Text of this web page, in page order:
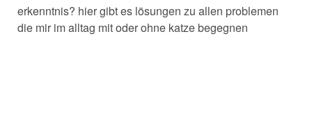
erkenntnis? hier gibt es lösungen zu allen problemen
die mir im alltag mit oder ohne katze begegnen